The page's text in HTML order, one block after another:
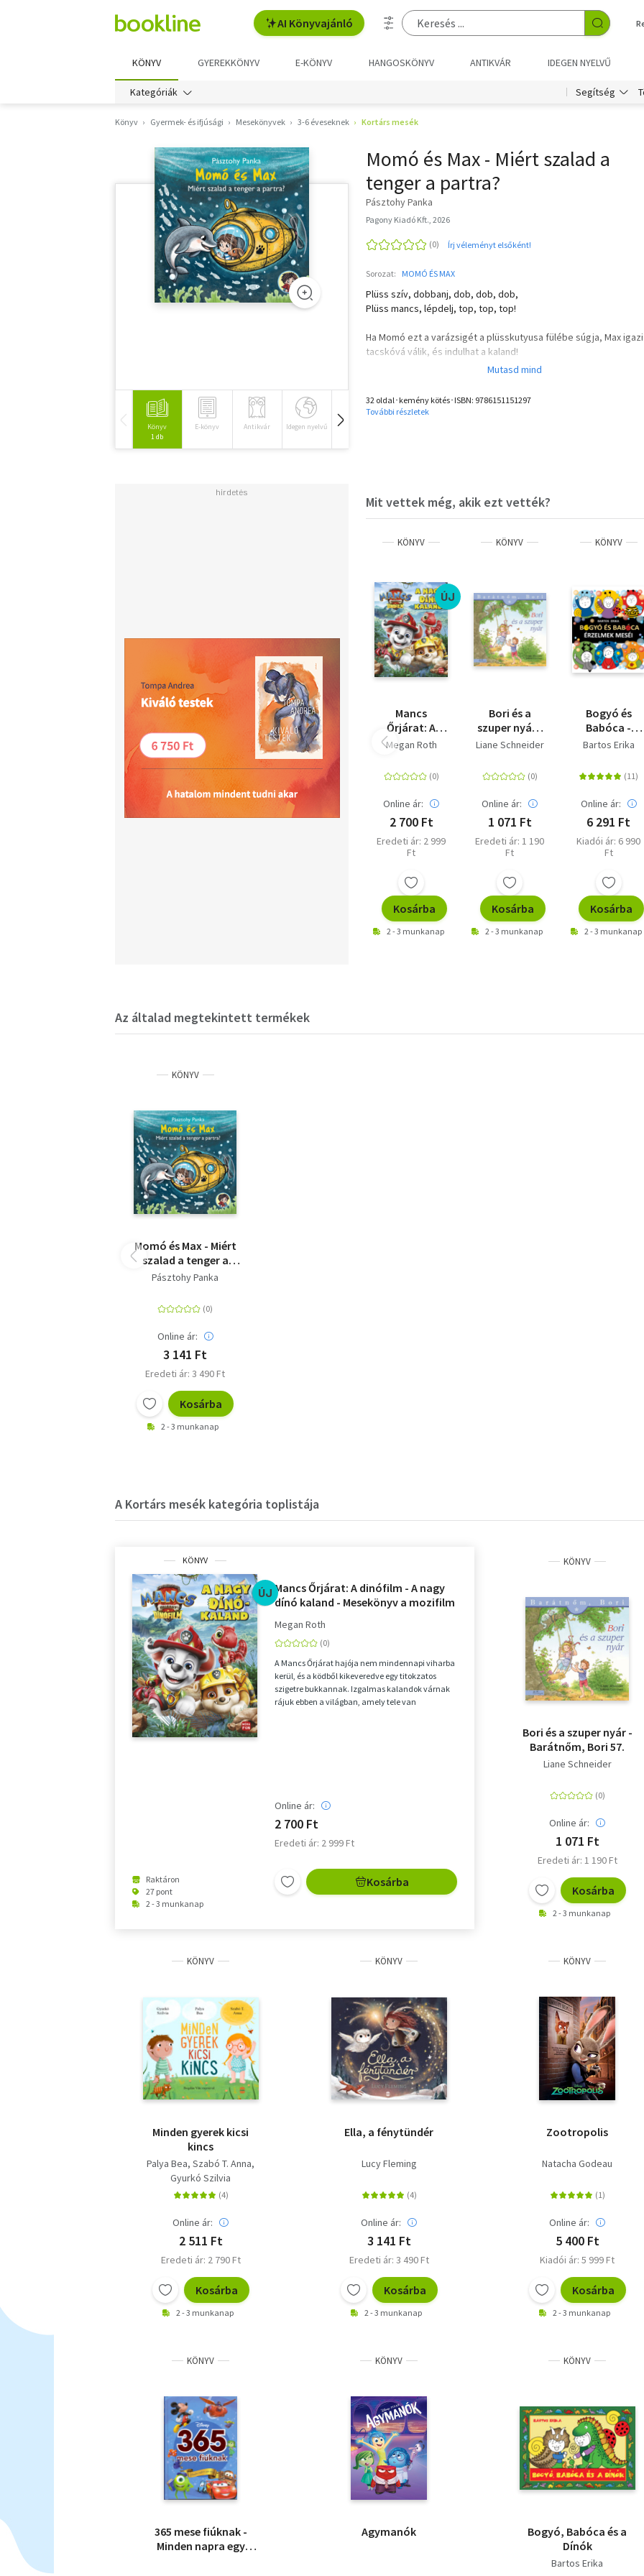
AI Könyvajánló
KÖNYV GYEREKKÖNYV E-KÖNYV HANGOSKÖNYV ANTIKVÁR IDEGEN NYELVŰ
Kategóriák Segítség
Könyv Gyermek- és ifjúsági Mesekönyvek 3-6 éveseknek Kortárs mesék
Könyv
1 db
E-könyv Antikvár Idegen nyelvű Hangoskönyv
Momó és Max - Miért szalad a
tenger a partra?
Pásztohy Panka
Pagony Kiadó Kft., 2026
Írj véleményt elsőként!
Sorozat: MOMÓ ÉS MAX
Plüss szív, dobbanj, dob, dob, dob,
Plüss mancs, lépdelj, top, top, top!
Ha Momó ezt a varázsigét a plüsskutyusa fülébe súgja, Max igazi
tacskóvá válik, és indulhat a kaland!
tenger vége? Milyen mély? Hogy beszélgetnek egymással a
32 oldal･kemény kötés･ISBN: 9786151151297
További részletek
Mit vettek még, akik ezt vették?
KÖNYV
ÚJ
Mancs
Őrjárat: A
dinófilm - A
kaland -
Mesekönyv a
mozifilm
Megan Roth
Online ár:
2 700 Ft
Eredeti ár: 2 999
Ft
Kosárba
2 - 3 munkanap
KÖNYV
Bori és a
szuper nyár -
Barátnőm,
Liane Schneider
Online ár:
1 071 Ft
Eredeti ár: 1 190
Ft
Kosárba
2 - 3 munkanap
KÖNYV
Bogyó és
Babóca -
Érzelmek
Bartos Erika
Online ár:
6 291 Ft
Kiadói ár: 6 990
Ft
Kosárba
2 - 3 munkanap
Az általad megtekintett termékek
KÖNYV
Momó és Max - Miért
szalad a tenger a
partra?
Pásztohy Panka
Online ár:
3 141 Ft
Eredeti ár: 3 490 Ft
Kosárba
2 - 3 munkanap
A Kortárs mesék kategória toplistája
KÖNYV
ÚJ
Raktáron
27 pont
2 - 3 munkanap
Mancs Őrjárat: A dinófilm - A nagy
dínó kaland - Mesekönyv a mozifilm
Megan Roth
A Mancs Őrjárat hajója nem mindennapi viharba
kerül, és a ködből kikeveredve egy titokzatos
szigetre bukkannak. Izgalmas kalandok várnak
rájuk ebben a világban, amely tele van
Online ár:
2 700 Ft
Eredeti ár: 2 999 Ft
Kosárba
KÖNYV
Bori és a szuper nyár -
Barátnőm, Bori 57.
Liane Schneider
Online ár:
1 071 Ft
Eredeti ár: 1 190 Ft
Kosárba
2 - 3 munkanap
KÖNYV
Minden gyerek kicsi
kincs
Palya Bea Szabó T. Anna
Gyurkó Szilvia
Online ár:
2 511 Ft
Eredeti ár: 2 790 Ft
Kosárba
2 - 3 munkanap
KÖNYV
Ella, a fénytündér
Lucy Fleming
Online ár:
3 141 Ft
Eredeti ár: 3 490 Ft
Kosárba
2 - 3 munkanap
KÖNYV
Zootropolis
Natacha Godeau
Online ár:
5 400 Ft
Kiadói ár: 5 999 Ft
Kosárba
2 - 3 munkanap
KÖNYV
365 mese fiúknak -
Minden napra egy
KÖNYV
Agymanók
KÖNYV
Bogyó, Babóca és a
Dínók
Bartos Erika